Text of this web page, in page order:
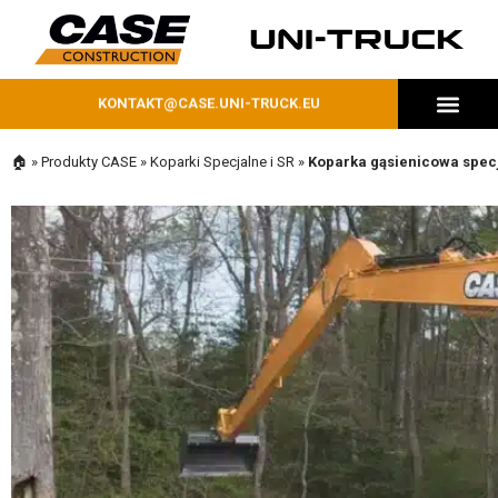
🏠 » Produkty CASE » Koparki Specjalne i SR » Koparka gąsienicowa